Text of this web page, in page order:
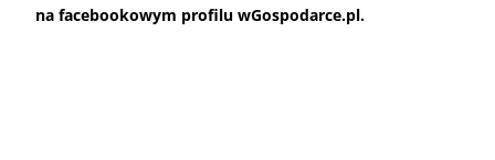
na facebookowym profilu wGospodarce.pl.